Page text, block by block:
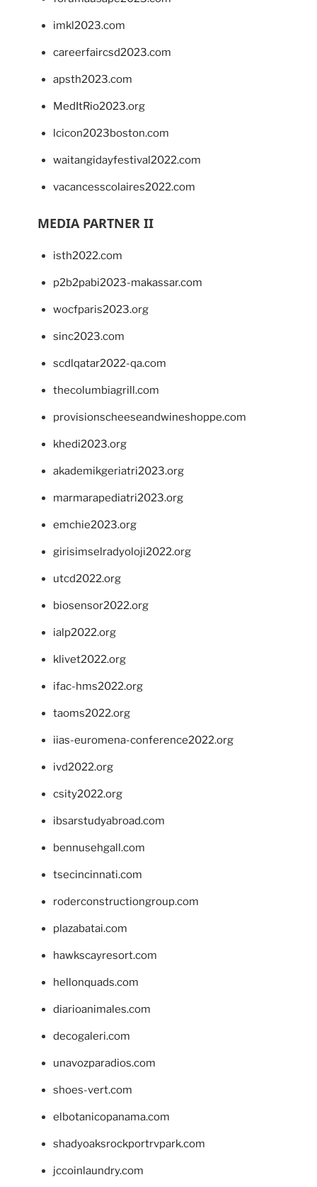
imkl2023.com
careerfaircsd2023.com
apsth2023.com
MedItRio2023.org
lcicon2023boston.com
waitangidayfestival2022.com
vacancesscolaires2022.com
MEDIA PARTNER II
isth2022.com
p2b2pabi2023-makassar.com
wocfparis2023.org
sinc2023.com
scdlqatar2022-qa.com
thecolumbiagrill.com
provisionscheeseandwineshoppe.com
khedi2023.org
akademikgeriatri2023.org
marmarapediatri2023.org
emchie2023.org
girisimselradyoloji2022.org
utcd2022.org
biosensor2022.org
ialp2022.org
klivet2022.org
ifac-hms2022.org
taoms2022.org
iias-euromena-conference2022.org
ivd2022.org
csity2022.org
ibsarstudyabroad.com
bennusehgall.com
tsecincinnati.com
roderconstructiongroup.com
plazabatai.com
hawkscayresort.com
hellonquads.com
diarioanimales.com
decogaleri.com
unavozparadios.com
shoes-vert.com
elbotanicopanama.com
shadyoaksrockportrvpark.com
jccoinlaundry.com